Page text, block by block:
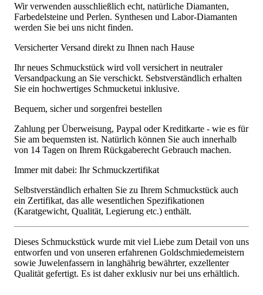
Wir verwenden ausschließlich echt, natürliche Diamanten,
Farbedelsteine und Perlen. Synthesen und Labor-Diamanten
werden Sie bei uns nicht finden.
Versicherter Versand direkt zu Ihnen nach Hause
Ihr neues Schmuckstück wird voll versichert in neutraler
Versandpackung an Sie verschickt. Sebstverständlich erhalten
Sie ein hochwertiges Schmucketui inklusive.
Bequem, sicher und sorgenfrei bestellen
Zahlung per Überweisung, Paypal oder Kreditkarte - wie es für
Sie am bequemsten ist. Natürlich können Sie auch innerhalb
von 14 Tagen on Ihrem Rückgaberecht Gebrauch machen.
Immer mit dabei: Ihr Schmuckzertifikat
Selbstverständlich erhalten Sie zu Ihrem Schmuckstück auch
ein Zertifikat, das alle wesentlichen Spezifikationen
(Karatgewicht, Qualität, Legierung etc.) enthält.
Dieses Schmuckstück wurde mit viel Liebe zum Detail von uns
entworfen und von unseren erfahrenen Goldschmiedemeistern
sowie Juwelenfassern in langhährig bewährter, exzellenter
Qualität gefertigt. Es ist daher exklusiv nur bei uns erhältlich.